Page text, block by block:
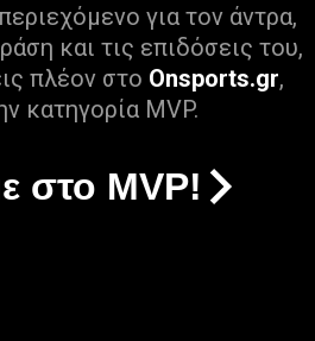
για τον άντρα,
και τις επιδόσεις του,
πλέον στο Onsports.gr,
κατηγορία MVP.
στο MVP!